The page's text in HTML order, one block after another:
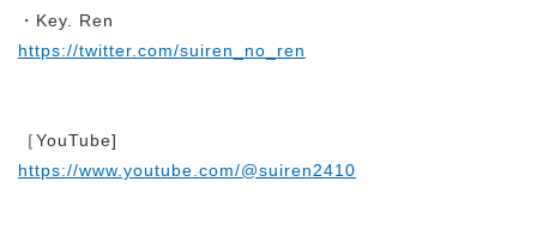
・Key. Ren
https://twitter.com/suiren_no_ren
［YouTube]
https://www.youtube.com/@suiren2410